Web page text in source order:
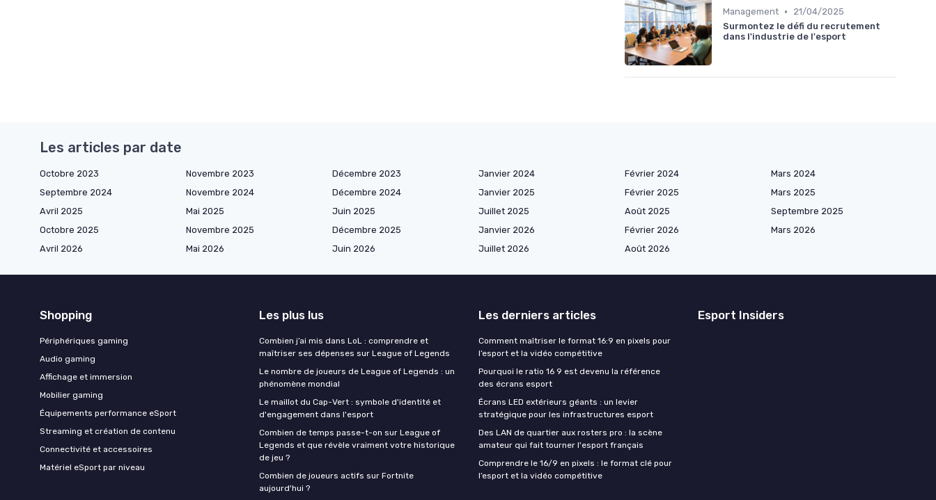
Management •
21/04/2025
Surmontez le défi du recrutement
dans l'industrie de l'esport
Les articles par date
Octobre 2023 Novembre 2023 Décembre 2023 Janvier 2024 Février 2024
Mars 2024
Septembre 2024
Novembre 2024 Décembre 2024 Janvier 2025 Février 2025
Mars 2025
Avril 2025
Mai 2025 Juin 2025 Juillet 2025 Août 2025
Septembre 2025
Octobre 2025
Novembre 2025 Décembre 2025 Janvier 2026 Février 2026
Mars 2026
Avril 2026
Mai 2026 Juin 2026 Juillet 2026 Août 2026
Shopping
Périphériques gaming
Audio gaming
Affichage et immersion
Mobilier gaming
Équipements performance eSport
Streaming et création de contenu
Connectivité et accessoires
Matériel eSport par niveau
Les plus lus
Combien j’ai mis dans LoL : comprendre et
maîtriser ses dépenses sur League of Legends
Le nombre de joueurs de League of Legends : un
phénomène mondial
Le maillot du Cap-Vert : symbole d'identité et
d'engagement dans l'esport
Combien de temps passe-t-on sur League of
Legends et que révèle vraiment votre historique
de jeu ?
Combien de joueurs actifs sur Fortnite
aujourd'hui ?
Les derniers articles
Comment maîtriser le format 16:9 en pixels pour
l’esport et la vidéo compétitive
Pourquoi le ratio 16 9 est devenu la référence
des écrans esport
Écrans LED extérieurs géants : un levier
stratégique pour les infrastructures esport
Des LAN de quartier aux rosters pro : la scène
amateur qui fait tourner l'esport français
Comprendre le 16/9 en pixels : le format clé pour
l’esport et la vidéo compétitive
Esport Insiders